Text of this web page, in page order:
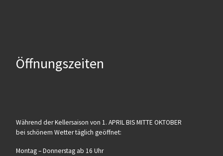
Öffnungszeiten
Wäh­rend der Kel­ler­sai­son von 1. APRIL BIS MITTE OKTOBER
bei schö­nem Wet­ter täg­lich geöffnet:
Mon­tag – Don­ners­tag ab 16 Uhr